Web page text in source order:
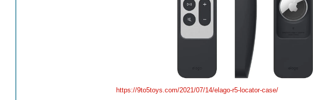
https://9to5toys.com/2021/07/14/elago-r5-locator-case/